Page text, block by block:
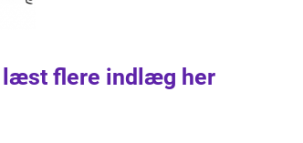
læst flere indlæg her